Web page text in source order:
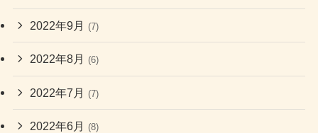
2022年9月 (7)
2022年8月 (6)
2022年7月 (7)
2022年6月 (8)